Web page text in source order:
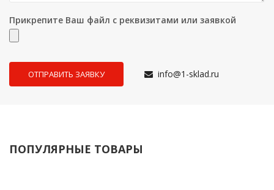
Прикрепите Ваш файл с реквизитами или заявкой
info@1-sklad.ru
ПОПУЛЯРНЫЕ ТОВАРЫ